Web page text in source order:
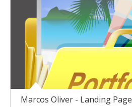
Marcos Oliver - Landing Page